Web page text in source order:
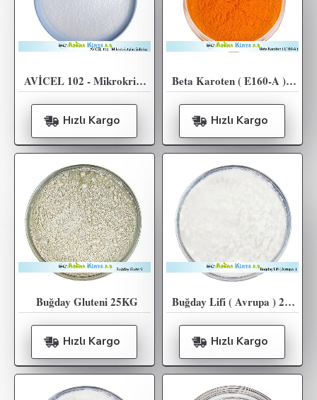
AVİCEL 102 - Mikrokristalin Selüloz - 20KG
Hızlı Kargo
Beta Karoten ( E160-A ) 5KG %5 Su Bazlı
Hızlı Kargo
Buğday Gluteni 25KG
Hızlı Kargo
Buğday Lifi ( Avrupa ) 20Kg
Hızlı Kargo